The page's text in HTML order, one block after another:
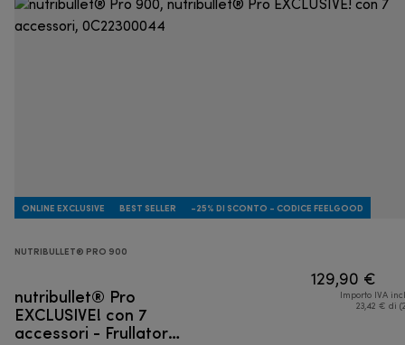
ONLINE EXCLUSIVE BEST SELLER -25% DI SCONTO - CODICE FEELGOOD
NUTRIBULLET® PRO 900
nutribullet® Pro
EXCLUSIVE! con 7
accessori - Frullatore
129,90 €
Importo IVA
23,42 € di